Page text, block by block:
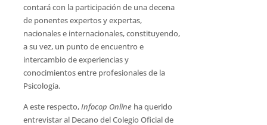
contará con la participación de una decena
de ponentes expertos y expertas,
nacionales e internacionales, constituyendo,
a su vez, un punto de encuentro e
intercambio de experiencias y
conocimientos entre profesionales de la
Psicología.
A este respecto,Infocop Onlineha querido
entrevistar al Decano del Colegio Oficial de